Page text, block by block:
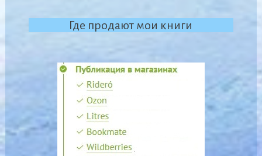
Где продают мои книги